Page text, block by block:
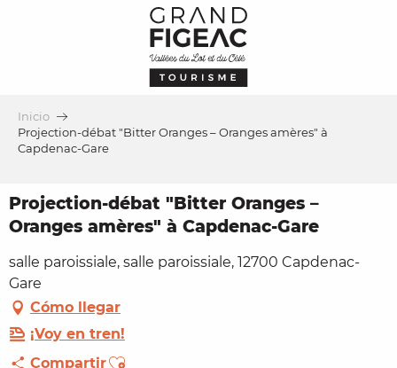
Inicio
Projection-débat "Bitter Oranges – Oranges amères" à
Capdenac-Gare
Projection-débat "Bitter Oranges –
Oranges amères" à Capdenac-Gare
salle paroissiale, salle paroissiale, 12700 Capdenac-
Gare
Cómo llegar
¡Voy en tren!
CompartirAjouter aux favoris